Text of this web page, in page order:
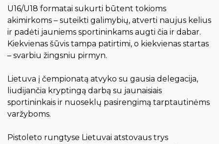
U16/U18 formatai sukurti būtent tokioms
akimirkoms – suteikti galimybių, atverti naujus kelius
ir padėti jauniems sportininkams augti čia ir dabar.
Kiekvienas šūvis tampa patirtimi, o kiekvienas startas
– svarbiu žingsniu pirmyn.
Lietuva į čempionatą atvyko su gausia delegacija,
liudijančia kryptingą darbą su jaunaisiais
sportininkais ir nuoseklų pasirengimą tarptautinėms
varžyboms.
Pistoleto rungtyse Lietuvai atstovaus trys